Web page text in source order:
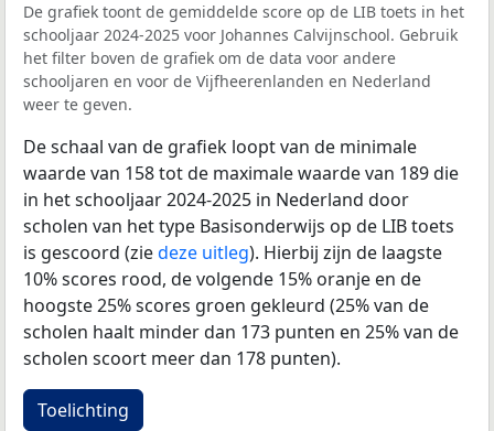
De grafiek toont de gemiddelde score op de LIB toets in het
schooljaar 2024-2025 voor Johannes Calvijnschool. Gebruik
het filter boven de grafiek om de data voor andere
schooljaren en voor de Vijfheerenlanden en Nederland
weer te geven.
De schaal van de grafiek loopt van de minimale
waarde van 158 tot de maximale waarde van 189 die
in het schooljaar 2024-2025 in Nederland door
scholen van het type Basisonderwijs op de LIB toets
is gescoord (ziedeze uitleg). Hierbij zijn de laagste
10% scores rood, de volgende 15% oranje en de
hoogste 25% scores groen gekleurd (25% van de
scholen haalt minder dan 173 punten en 25% van de
scholen scoort meer dan 178 punten).
Toelichting